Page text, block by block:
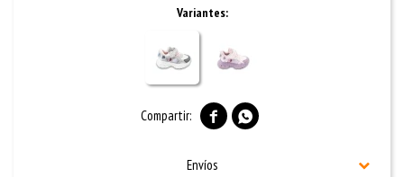
Variantes:
 
Envíos